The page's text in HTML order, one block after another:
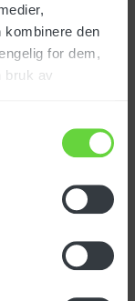
kombinere den
for dem,
bruk av